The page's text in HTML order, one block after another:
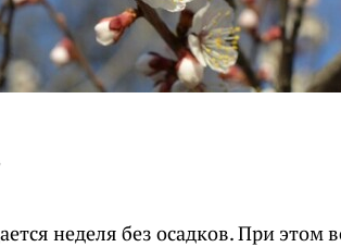
неделя без осадков. При этом